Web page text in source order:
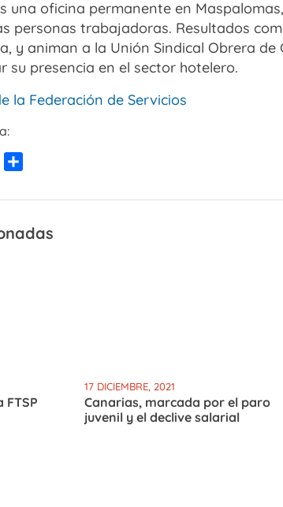
una oficina permanente en
personas trabajadoras. Resultados
y animan a la Unión Sindical Obrera de
su presencia en el sector hotelero.
la Federación de Servicios
Email
FTSP
17 DICIEMBRE, 2021
Canarias, marcada por el paro
juvenil y el declive salarial